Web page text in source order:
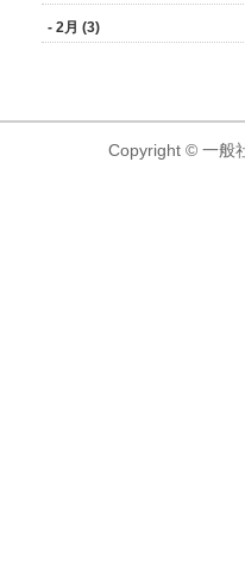
- 2月 (3)
Copyright © 一般